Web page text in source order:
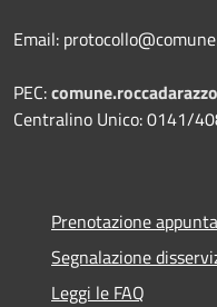
Email:
PEC:
Centralino Unico: 0141/
Prenotazione
Segnalazione
Leggi le FAQ